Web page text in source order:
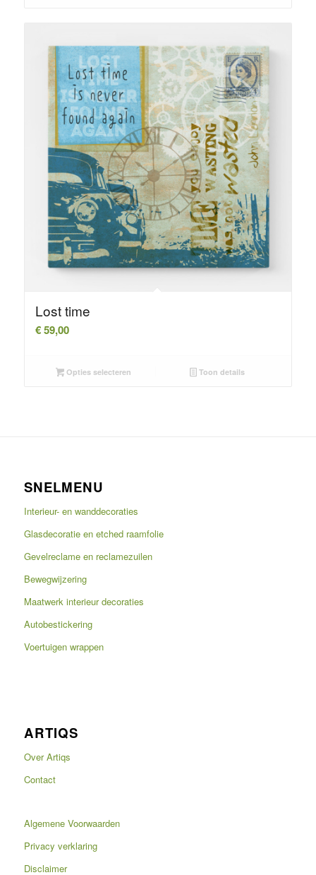
Lost time
€59,00
Opties selecteren Toon details
SNELMENU
Interieur- en wanddecoraties
Glasdecoratie en etched raamfolie
Gevelreclame en reclamezuilen
Bewegwijzering
Maatwerk interieur decoraties
Autobestickering
Voertuigen wrappen
ARTIQS
Over Artiqs
Contact
Algemene Voorwaarden
Privacy verklaring
Disclaimer